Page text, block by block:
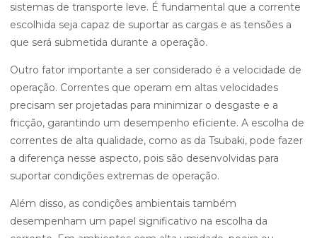
sistemas de transporte leve. É fundamental que a corrente
escolhida seja capaz de suportar as cargas e as tensões a
que será submetida durante a operação.
Outro fator importante a ser considerado é a velocidade de
operação. Correntes que operam em altas velocidades
precisam ser projetadas para minimizar o desgaste e a
fricção, garantindo um desempenho eficiente. A escolha de
correntes de alta qualidade, como as da Tsubaki, pode fazer
a diferença nesse aspecto, pois são desenvolvidas para
suportar condições extremas de operação.
Além disso, as condições ambientais também
desempenham um papel significativo na escolha da